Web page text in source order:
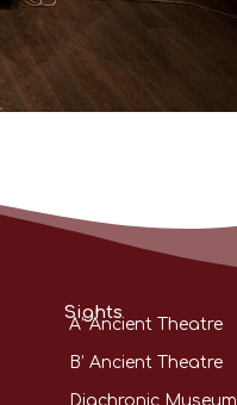
Sights
A’ Ancient Theatre
B’ Ancient Theatre
Diachronic Museum